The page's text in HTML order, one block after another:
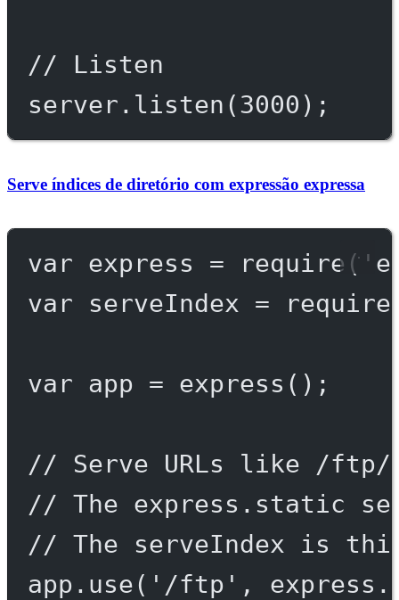
// Listen
server. listen (3000 );
Serve índices de diretório com expressão expressa
var express = require (
var serveIndex = require
var app = express ();
// Serve URLs like /
// The express.static
// The serveIndex is
app. use( '/ftp' , express.